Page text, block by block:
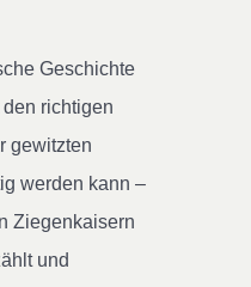
Geschichte
richtigen
gewitzten
werden kann –
Ziegenkaisern
und